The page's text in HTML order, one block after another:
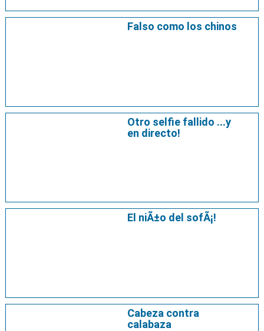
Falso como los chinos
Otro selfie fallido ...y
en directo!
El niÃ±o del sofÃ¡!
Cabeza contra
calabaza